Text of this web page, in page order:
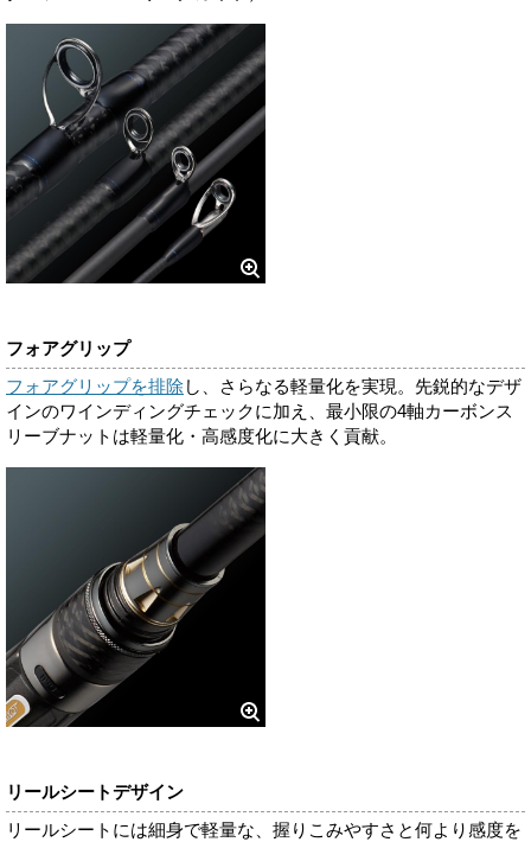
フォアグリップ
フォアグリップを排除し、さらなる軽量化を実現。先鋭的なデザ
インのワインディングチェックに加え、最小限の4軸カーボンス
リーブナットは軽量化・高感度化に大きく貢献。
リールシートデザイン
リールシートには細身で軽量な、握りこみやすさと何より感度を